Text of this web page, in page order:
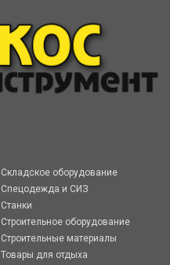
Складское оборудование
Спецодежда и СИЗ
Станки
Строительное оборудование
Строительные материалы
Товары для отдыха